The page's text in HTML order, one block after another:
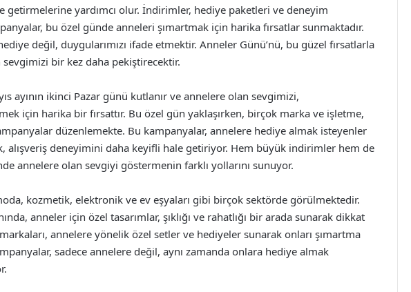
getirmelerine yardımcı olur. İndirimler, hediye paketleri ve deneyim
bu özel günde anneleri şımartmak için harika fırsatlar sunmaktadır.
değil, duygularımızı ifade etmektir. Anneler Günü’nü, bu güzel fırsatlarla
bir kez daha pekiştirecektir.
ayının ikinci Pazar günü kutlanır ve annelere olan sevgimizi,
için harika bir fırsattır. Bu özel gün yaklaşırken, birçok marka ve işletme,
düzenlemekte. Bu kampanyalar, annelere hediye almak isteyenler
alışveriş deneyimini daha keyifli hale getiriyor. Hem büyük indirimler hem de
annelere olan sevgiyi göstermenin farklı yollarını sunuyor.
kozmetik, elektronik ve ev eşyaları gibi birçok sektörde görülmektedir.
anneler için özel tasarımlar, şıklığı ve rahatlığı bir arada sunarak dikkat
annelere yönelik özel setler ve hediyeler sunarak onları şımartma
sadece annelere değil, aynı zamanda onlara hediye almak